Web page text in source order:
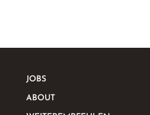
JOBS
ABOUT